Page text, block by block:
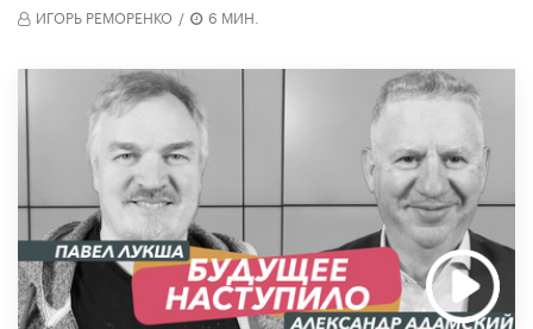
ИГОРЬ РЕМОРЕНКО / 6 МИН.